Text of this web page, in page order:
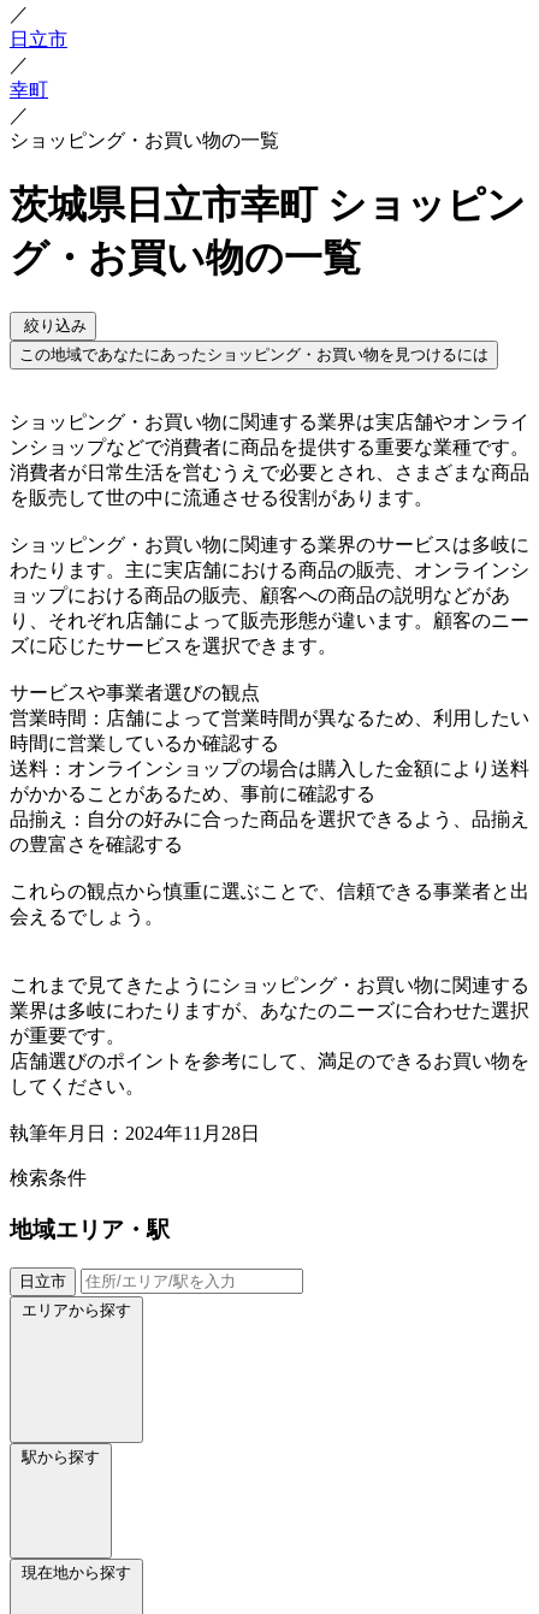
／
日立市
／
幸町
／
ショッピング・お買い物の一覧
茨城県日立市幸町 ショッピン
グ・お買い物の一覧
絞り込み
この地域であなたにあったショッピング・お買い物を見つけるには
ショッピング・お買い物に関連する業界は実店舗やオンライ
ンショップなどで消費者に商品を提供する重要な業種です。
消費者が日常生活を営むうえで必要とされ、さまざまな商品
を販売して世の中に流通させる役割があります。
ショッピング・お買い物に関連する業界のサービスは多岐に
わたります。主に実店舗における商品の販売、オンラインシ
ョップにおける商品の販売、顧客への商品の説明などがあ
り、それぞれ店舗によって販売形態が違います。顧客のニー
ズに応じたサービスを選択できます。
サービスや事業者選びの観点
営業時間：店舗によって営業時間が異なるため、利用したい
時間に営業しているか確認する
送料：オンラインショップの場合は購入した金額により送料
がかかることがあるため、事前に確認する
品揃え：自分の好みに合った商品を選択できるよう、品揃え
の豊富さを確認する
これらの観点から慎重に選ぶことで、信頼できる事業者と出
会えるでしょう。
これまで見てきたようにショッピング・お買い物に関連する
業界は多岐にわたりますが、あなたのニーズに合わせた選択
が重要です。
店舗選びのポイントを参考にして、満足のできるお買い物を
してください。
執筆年月日：2024年11月28日
検索条件
地域エリア・駅
日立市
エリアから探す
駅から探す
現在地から探す